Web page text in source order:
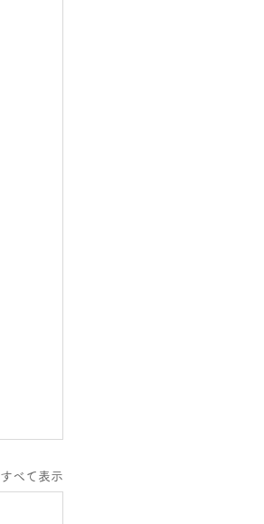
すべて表示